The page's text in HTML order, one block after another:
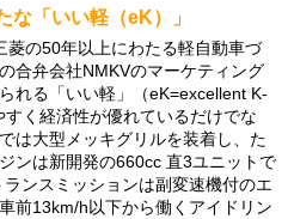
な「いい軽（eK）」
の50年以上にわたる軽自動車づ
合弁会社NMKVのマーケティング
れる「いい軽」（eK=excellent K-
く経済性が優れているだけでな
は大型メッキグリルを装着し、た
ンは新開発の660cc 直3ユニットで
ンスミッションは副変速機付のエ
前13km/h以下から働くアイドリン